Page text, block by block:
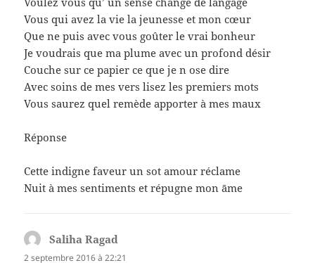
Vous qui avez la vie la jeunesse et mon cœur
Que ne puis avec vous goûter le vrai bonheur
Je voudrais que ma plume avec un profond désir
Couche sur ce papier ce que je n ose dire
Avec soins de mes vers lisez les premiers mots
Vous saurez quel remède apporter à mes maux
Réponse
Cette indigne faveur un sot amour réclame
Nuit à mes sentiments et répugne mon āme
Saliha Ragad
2 septembre 2016 à 22:21